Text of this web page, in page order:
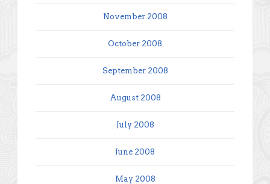
November 2008
October 2008
September 2008
August 2008
July 2008
June 2008
May 2008